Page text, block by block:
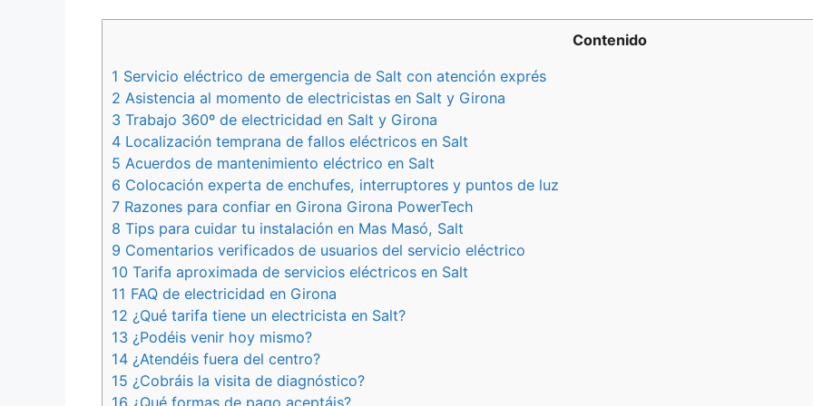
Contenido
1 Servicio eléctrico de emergencia de Salt con atención exprés
2 Asistencia al momento de electricistas en Salt y Girona
3 Trabajo 360º de electricidad en Salt y Girona
4 Localización temprana de fallos eléctricos en Salt
5 Acuerdos de mantenimiento eléctrico en Salt
6 Colocación experta de enchufes, interruptores y puntos de luz
7 Razones para confiar en Girona Girona PowerTech
8 Tips para cuidar tu instalación en Mas Masó, Salt
9 Comentarios verificados de usuarios del servicio eléctrico
10 Tarifa aproximada de servicios eléctricos en Salt
11 FAQ de electricidad en Girona
12 ¿Qué tarifa tiene un electricista en Salt?
13 ¿Podéis venir hoy mismo?
14 ¿Atendéis fuera del centro?
15 ¿Cobráis la visita de diagnóstico?